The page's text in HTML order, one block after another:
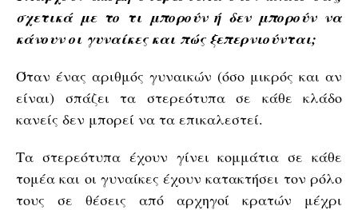
σχετικά με το τι μπορούν ή δεν μπορούν να
κάνουν οι γυναίκες και πώς ξεπερνιούνται;
Όταν ένας αριθμός γυναικών (όσο μικρός και αν
είναι) σπάζει τα στερεότυπα σε κάθε κλάδο
κανείς δεν μπορεί να τα επικαλεστεί.
Τα στερεότυπα έχουν γίνει κομμάτια σε κάθε
τομέα και οι γυναίκες έχουν κατακτήσει τον ρόλο
τους σε θέσεις από αρχηγοί κρατών μέχρι